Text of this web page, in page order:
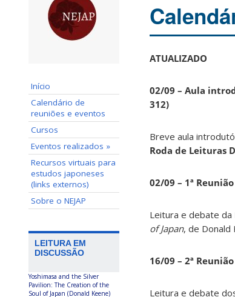
Início
Calendário de
reuniões e eventos
Cursos
Eventos realizados »
Recursos virtuais para
estudos japoneses
(links externos)
Sobre o NEJAP
LEITURA EM
DISCUSSÃO
Yoshimasa and the Silver
Pavilion: The Creation of the
Soul of Japan (Donald Keene)
ATUALIZADO
02/09 – Aula
312)
Breve aula
Roda de Leituras
02/09 – 1ª
Leitura e debate
of Japan, de Donald
16/09 – 2ª
Leitura e debate